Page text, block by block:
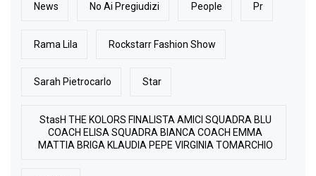
News No Ai Pregiudizi People Pr
Rama Lila Rockstarr Fashion Show
Sarah Pietrocarlo Star
StasH THE KOLORS FINALISTA AMICI SQUADRA BLU
COACH ELISA SQUADRA BIANCA COACH EMMA
MATTIA BRIGA KLAUDIA PEPE VIRGINIA TOMARCHIO